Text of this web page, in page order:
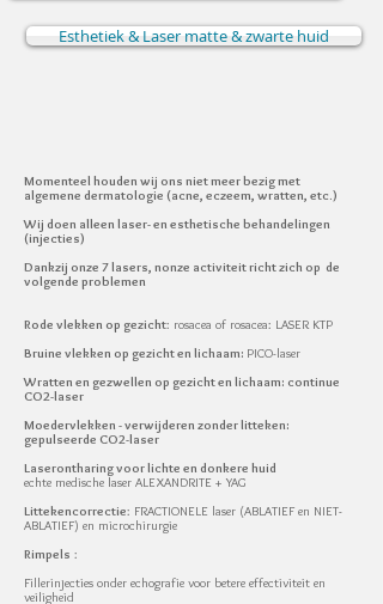
Esthetiek & Laser matte & zwarte huid
Momenteel houden wij ons niet meer bezig met
algemene dermatologie (acne, eczeem, wratten, etc.)
Wij doen alleen laser- en esthetische behandelingen
(injecties)
Dankzij onze 7 lasers, nonze activiteit richt zich op de
volgende problemen
Rode vlekken op gezicht: rosacea of rosacea: LASER KTP
Bruine vlekken op gezicht en lichaam: PICO-laser
Wratten en gezwellen op gezicht en lichaam: continue
CO2-laser
Moedervlekken - verwijderen zonder litteken:
gepulseerde CO2-laser
Laserontharing voor lichte en donkere huid
echte medische laser ALEXANDRITE + YAG
Littekencorrectie: FRACTIONELE laser (ABLATIEF en NIET-
ABLATIEF) en microchirurgie
Rimpels :
Fillerinjecties onder echografie voor betere effectiviteit en
veiligheid